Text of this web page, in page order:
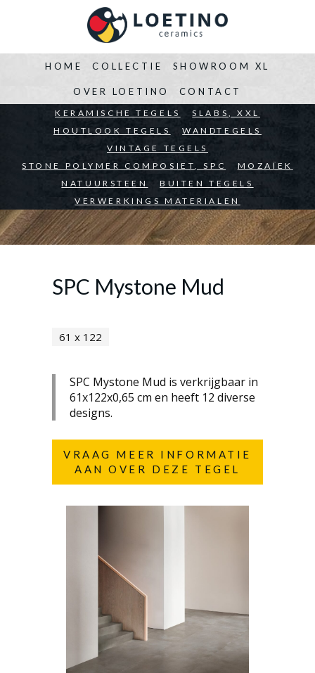
HOME
BEDRIJVEN ARCHITECTEN PARTICULIEREN
COLLECTIE
KERAMISCHE TEGELS
SLABS, XXL
HOUTLOOK TEGELS
WANDTEGELS
VINTAGE TEGELS
STONE POLYMER COMPOSIET, SPC
MOZAÏEK
NATUURSTEEN
BUITEN TEGELS
VERWERKINGS MATERIALEN
SHOWROOM XL
OVER LOETINO CONTACT
SPC Mystone Mud
61 x 122
SPC Mystone Mud is verkrijgbaar in
61x122x0,65 cm en heeft 12 diverse
designs.
VRAAG MEER INFORMATIE
AAN OVER DEZE TEGEL